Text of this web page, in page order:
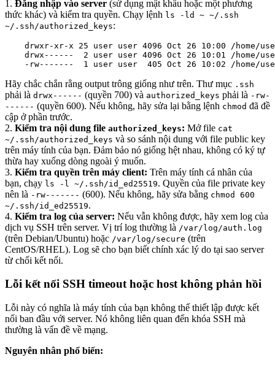
1. Đăng nhập vào server (sử dụng mật khẩu hoặc một phương
thức khác) và kiểm tra quyền. Chạy lệnh ls -ld ~ ~/.ssh
~/.ssh/authorized_keys:
drwxr-xr-x 25 user user 4096 Oct 26 10:00 /home/
drwx------  2 user user 4096 Oct 26 10:01 /home/
-rw-------  1 user user  405 Oct 26 10:02 /home/
Hãy chắc chắn rằng output trông giống như trên. Thư mục .ssh
phải là drwx------ (quyền 700) và authorized_keys phải là -rw-
------ (quyền 600). Nếu không, hãy sửa lại bằng lệnh chmod đã đề
cập ở phần trước.
2. Kiểm tra nội dung file authorized_keys: Mở file cat
~/.ssh/authorized_keys và so sánh nội dung với file public key
trên máy tính của bạn. Đảm bảo nó giống hệt nhau, không có ký tự
thừa hay xuống dòng ngoài ý muốn.
3. Kiểm tra quyền trên máy client: Trên máy tính cá nhân của
bạn, chạy ls -l ~/.ssh/id_ed25519. Quyền của file private key
nên là -rw------- (600). Nếu không, hãy sửa bằng chmod 600
~/.ssh/id_ed25519.
4. Kiểm tra log của server: Nếu vẫn không được, hãy xem log của
dịch vụ SSH trên server. Vị trí log thường là /var/log/auth.log
(trên Debian/Ubuntu) hoặc /var/log/secure (trên
CentOS/RHEL). Log sẽ cho bạn biết chính xác lý do tại sao server
từ chối kết nối.
Lỗi kết nối SSH timeout hoặc host không phản hồi
Lỗi này có nghĩa là máy tính của bạn không thể thiết lập được kết
nối ban đầu với server. Nó không liên quan đến khóa SSH mà
thường là vấn đề về mạng.
Nguyên nhân phổ biến: